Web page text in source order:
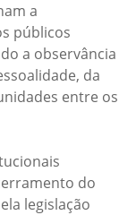
a
públicos
a observância
da
entre os
do
legislação